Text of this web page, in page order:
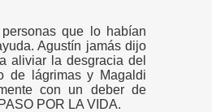
que lo habían
Agustín jamás dijo
aliviar la desgracia del
de lágrimas y Magaldi
con un deber de
POR LA VIDA.